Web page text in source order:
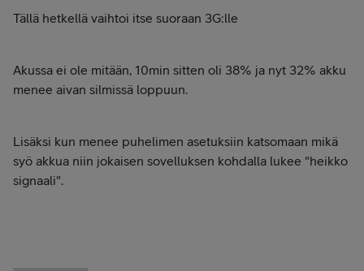
Tällä hetkellä vaihtoi itse suoraan 3G:lle
Akussa ei ole mitään, 10min sitten oli 38% ja nyt 32% akku
menee aivan silmissä loppuun.
Lisäksi kun menee puhelimen asetuksiin katsomaan mikä
syö akkua niin jokaisen sovelluksen kohdalla lukee "heikko
signaali".